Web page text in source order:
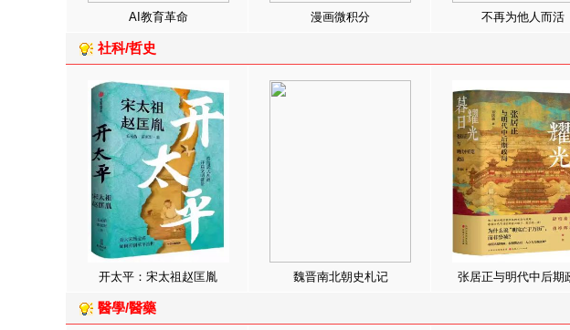
AI教育革命 漫画微积分 不再为他人而活
社科/哲史
开太平：宋太祖赵匡胤 魏晋南北朝史札记 张居正与明代中后期
醫學/醫藥